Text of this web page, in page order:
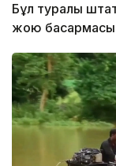
Бұл туралы
жою